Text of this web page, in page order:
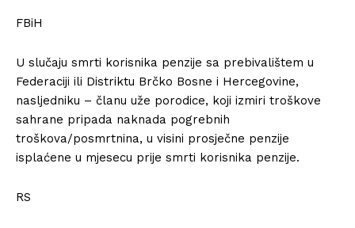
FBiH
U slučaju smrti korisnika penzije sa prebivalištem u
Federaciji ili Distriktu Brčko Bosne i Hercegovine,
nasljedniku – članu uže porodice, koji izmiri troškove
sahrane pripada naknada pogrebnih
troškova/posmrtnina, u visini prosječne penzije
isplaćene u mjesecu prije smrti korisnika penzije.
RS